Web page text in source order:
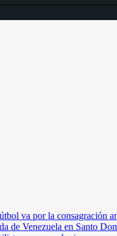
va por la consagración
de Venezuela en Santo